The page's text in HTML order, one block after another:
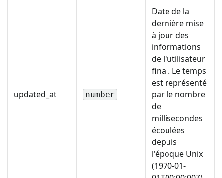
updated_at number
Date de la
dernière mise
à jour des
informations
de l'utilisateur
final. Le temps
est représenté
par le nombre
de
millisecondes
écoulées
depuis
l'époque Unix
(1970-01-